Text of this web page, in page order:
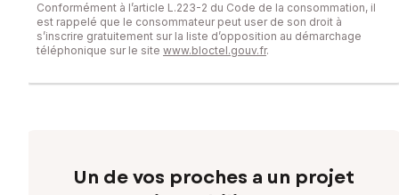
Conformément à l’article L.223-2 du Code de la consommation, il
est rappelé que le consommateur peut user de son droit à
s’inscrire gratuitement sur la liste d’opposition au démarchage
téléphonique sur le site www.bloctel.gouv.fr.
Un de vos proches a un projet